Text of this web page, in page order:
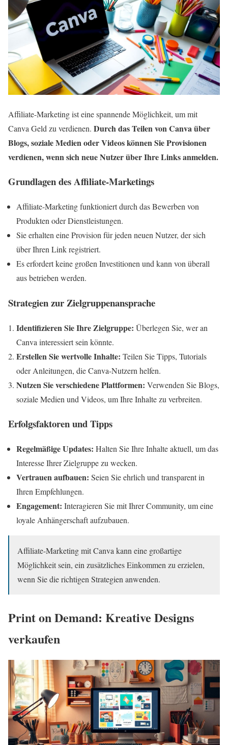
Affiliate-Marketing ist eine spannende Möglichkeit, um mit
Canva Geld zu verdienen. Durch das Teilen von Canva über
Blogs, soziale Medien oder Videos können Sie Provisionen
verdienen, wenn sich neue Nutzer über Ihre Links anmelden.
Grundlagen des Affiliate-Marketings
Affiliate-Marketing funktioniert durch das Bewerben von
Produkten oder Dienstleistungen.
Sie erhalten eine Provision für jeden neuen Nutzer, der sich
über Ihren Link registriert.
Es erfordert keine großen Investitionen und kann von überall
aus betrieben werden.
Strategien zur Zielgruppenansprache
Identifizieren Sie Ihre Zielgruppe: Überlegen Sie, wer an
Canva interessiert sein könnte.
Erstellen Sie wertvolle Inhalte: Teilen Sie Tipps, Tutorials
oder Anleitungen, die Canva-Nutzern helfen.
Nutzen Sie verschiedene Plattformen: Verwenden Sie Blogs,
soziale Medien und Videos, um Ihre Inhalte zu verbreiten.
Erfolgsfaktoren und Tipps
Regelmäßige Updates: Halten Sie Ihre Inhalte aktuell, um das
Interesse Ihrer Zielgruppe zu wecken.
Vertrauen aufbauen: Seien Sie ehrlich und transparent in
Ihren Empfehlungen.
Engagement: Interagieren Sie mit Ihrer Community, um eine
loyale Anhängerschaft aufzubauen.
Affiliate-Marketing mit Canva kann eine großartige
Möglichkeit sein, ein zusätzliches Einkommen zu erzielen,
wenn Sie die richtigen Strategien anwenden.
Print on Demand: Kreative Designs
verkaufen